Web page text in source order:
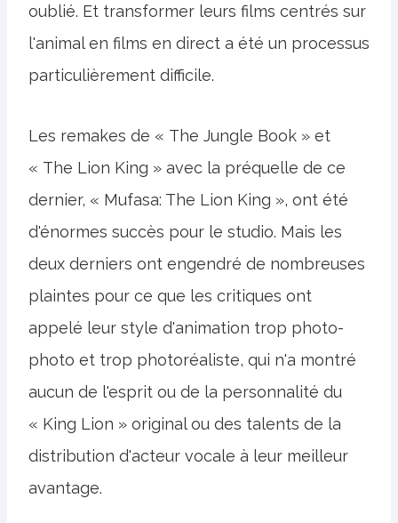
oublié. Et transformer leurs films centrés sur
l'animal en films en direct a été un processus
particulièrement difficile.
Les remakes de « The Jungle Book » et
« The Lion King » avec la préquelle de ce
dernier, « Mufasa: The Lion King », ont été
d'énormes succès pour le studio. Mais les
deux derniers ont engendré de nombreuses
plaintes pour ce que les critiques ont
appelé leur style d'animation trop photo-
photo et trop photoréaliste, qui n'a montré
aucun de l'esprit ou de la personnalité du
« King Lion » original ou des talents de la
distribution d'acteur vocale à leur meilleur
avantage.